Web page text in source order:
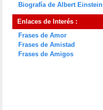
Biografía de Albert Einstein
Enlaces de Interés :
Frases de Amor
Frases de Amistad
Frases de Amigos